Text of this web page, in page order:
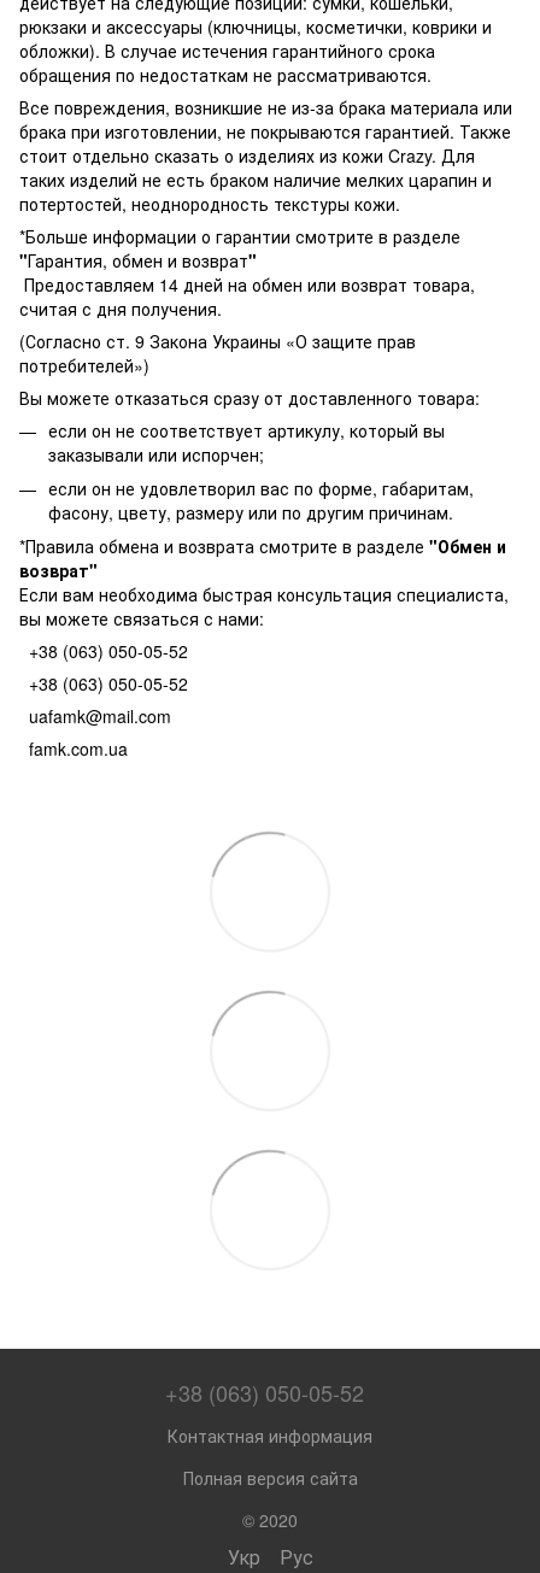
рюкзаки и аксессуары (ключницы, косметички, коврики и
обложки). В случае истечения гарантийного срока
обращения по недостаткам не рассматриваются.
Все повреждения, возникшие не из-за брака материала или
брака при изготовлении, не покрываются гарантией. Также
стоит отдельно сказать о изделиях из кожи Crazy. Для
таких изделий не есть браком наличие мелких царапин и
потертостей, неоднородность текстуры кожи.
*Больше информации о гарантии смотрите в разделе
"Гарантия, обмен и возврат"
Предоставляем 14 дней на обмен или возврат товара,
считая с дня получения.
(Согласно ст. 9 Закона Украины «О защите прав
потребителей»)
Вы можете отказаться сразу от доставленного товара:
если он не соответствует артикулу, который вы
заказывали или испорчен;
если он не удовлетворил вас по форме, габаритам,
фасону, цвету, размеру или по другим причинам.
*Правила обмена и возврата смотрите в разделе "Обмен и
возврат"
Если вам необходима быстрая консультация специалиста,
вы можете связаться с нами:
+38 (063) 050-05-52
+38 (063) 050-05-52
uafamk@mail.com
famk.com.ua
+38 (063) 050-05-52
Контактная информация
Полная версия сайта
© 2020
Укр Рус